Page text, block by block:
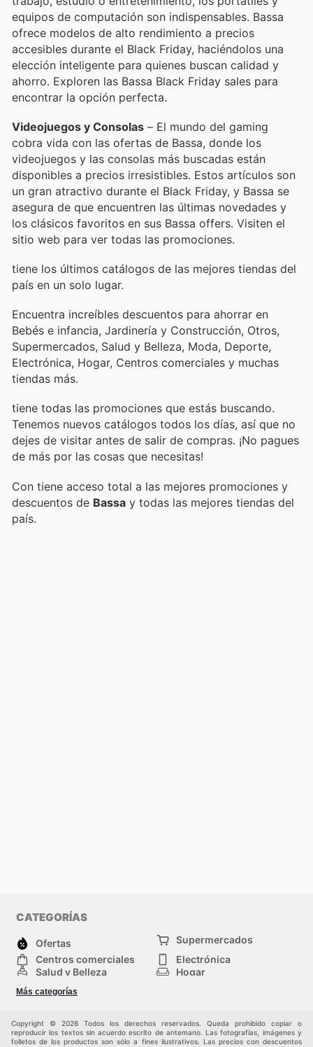
equipos de computación son indispensables. Bassa
ofrece modelos de alto rendimiento a precios
accesibles durante el Black Friday, haciéndolos una
elección inteligente para quienes buscan calidad y
ahorro. Exploren las Bassa Black Friday sales para
encontrar la opción perfecta.
Videojuegos y Consolas – El mundo del gaming
cobra vida con las ofertas de Bassa, donde los
videojuegos y las consolas más buscadas están
disponibles a precios irresistibles. Estos artículos son
un gran atractivo durante el Black Friday, y Bassa se
asegura de que encuentren las últimas novedades y
los clásicos favoritos en sus Bassa offers. Visiten el
sitio web para ver todas las promociones.
tiene los últimos catálogos de las mejores tiendas del
país en un solo lugar.
Encuentra increíbles descuentos para ahorrar en
Bebés e infancia, Jardinería y Construcción, Otros,
Supermercados, Salud y Belleza, Moda, Deporte,
Electrónica, Hogar, Centros comerciales y muchas
tiendas más.
tiene todas las promociones que estás buscando.
Tenemos nuevos catálogos todos los días, así que no
dejes de visitar antes de salir de compras. ¡No pagues
de más por las cosas que necesitas!
Con tiene acceso total a las mejores promociones y
descuentos de Bassa y todas las mejores tiendas del
país.
CATEGORÍAS
Ofertas
Supermercados
Centros comerciales
Electrónica
Salud y Belleza
Hogar
Construcción
Más categorías
Copyright © 2026 Todos los derechos reservados. Queda prohibido copiar o
reproducir los textos sin acuerdo escrito de antemano. Las fotografías, imágenes y
folletos de los productos son sólo a fines ilustrativos. Las precios con descuentos